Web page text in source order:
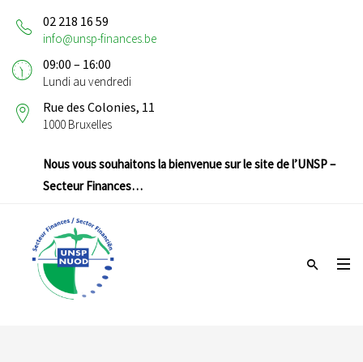
02 218 16 59
info@unsp-finances.be
09:00 – 16:00
Lundi au vendredi
Rue des Colonies, 11
1000 Bruxelles
Nous vous souhaitons la bienvenue sur le site de l’UNSP –
Secteur Finances…